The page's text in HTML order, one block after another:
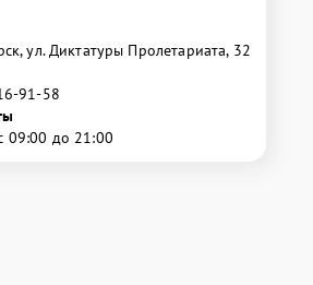
ул. Диктатуры Пролетариата, 32
91-58
09:00 до 21:00